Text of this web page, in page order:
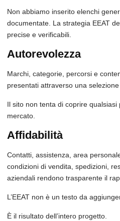
Non abbiamo inserito elenchi
documentate. La strategia EEAT
precise e verificabili.
Autorevolezza
Marchi, categorie, percorsi e
presentati attraverso una
Il sito non tenta di coprire
mercato.
Affidabilità
Contatti, assistenza, area
condizioni di vendita, spedizioni,
aziendali rendono trasparente il
L’EEAT non è un testo da
È il risultato dell’intero progetto.